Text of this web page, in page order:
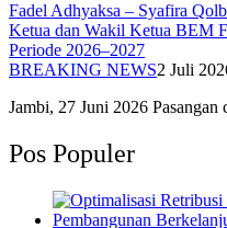
Fadel Adhyaksa – Syafira
Ketua dan Wakil Ketua BEM
Periode 2026–2027
BREAKING NEWS2 Juli
Jambi, 27 Juni 2026
Pos Populer